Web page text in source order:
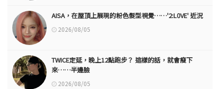
AISA，在屋頂上展現的粉色髮型視覺……'2:L0VE' 近況
2026/08/05
TWICE定延，晚上12點跑步？ 這樣的話，就會瘦下
來……半邊臉
2026/08/05